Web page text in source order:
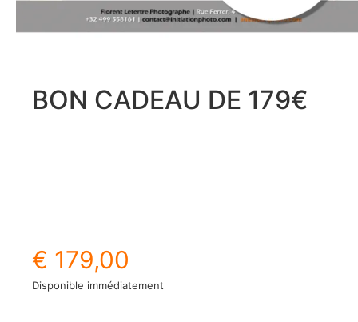
BON CADEAU DE 179€
€ 179,00
Disponible immédiatement